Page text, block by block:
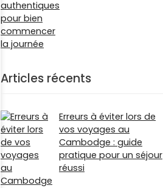
Articles récents
Erreurs à éviter lors de
vos voyages au
Cambodge : guide
pratique pour un séjour
réussi